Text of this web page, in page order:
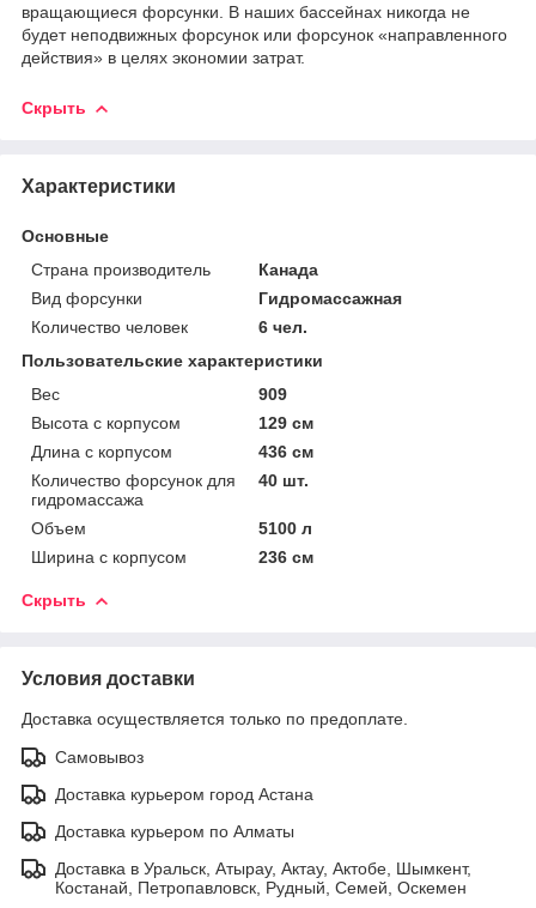
вращающиеся форсунки. В наших бассейнах никогда не
будет неподвижных форсунок или форсунок «направленного
действия» в целях экономии затрат.
Скрыть
Характеристики
Основные
Страна производитель
Канада
Вид форсунки
Гидромассажная
Количество человек
6 чел.
Пользовательские характеристики
Вес
909
Высота с корпусом
129 см
Длина с корпусом
436 см
Количество форсунок для
гидромассажа
40 шт.
Объем
5100 л
Ширина с корпусом
236 см
Скрыть
Условия доставки
Доставка осуществляется только по предоплате.
Самовывоз
Доставка курьером город Астана
Доставка курьером по Алматы
Доставка в Уральск, Атырау, Актау, Актобе, Шымкент,
Костанай, Петропавловск, Рудный, Семей, Оскемен